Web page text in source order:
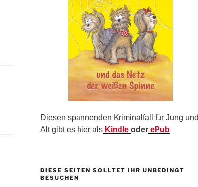
Diesen spannenden Kriminalfall für Jung und
Alt gibt es hier alsKindle oder ePub
DIESE SEITEN SOLLTET IHR UNBEDINGT
BESUCHEN